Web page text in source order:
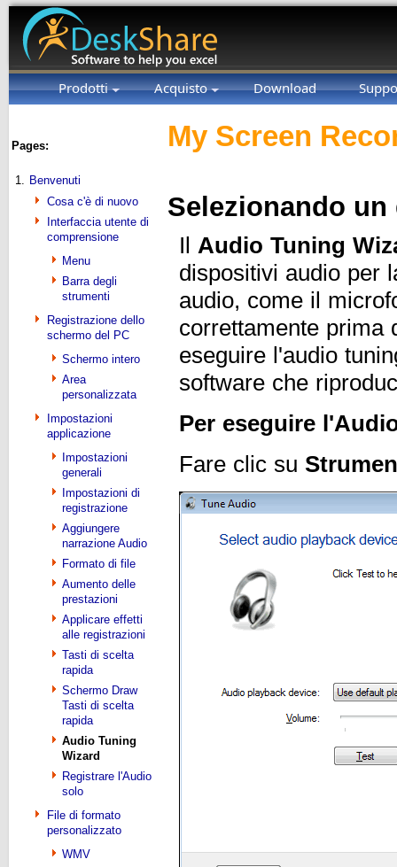
Prodotti Acquisto Download
Pages:
1. Benvenuti
Cosa c'è di nuovo
Interfaccia utente di
comprensione
Menu
Barra degli
strumenti
Registrazione dello
schermo del PC
Schermo intero
Area
personalizzata
Impostazioni
applicazione
Impostazioni
generali
Impostazioni di
registrazione
Aggiungere
narrazione Audio
Formato di file
Aumento delle
prestazioni
Applicare effetti
alle registrazioni
Tasti di scelta
rapida
Schermo Draw
Tasti di scelta
rapida
Audio Tuning
Wizard
Registrare l'Audio
solo
File di formato
personalizzato
WMV
My Screen
Selezionando
Il Audio Tuning
dispositivi audio per
audio, come il
correttamente prima
eseguire l'audio
software che
Per eseguire
Fare clic su